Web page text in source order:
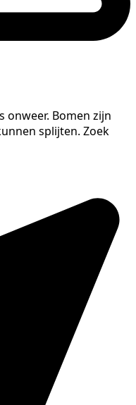
onweer. Bomen zijn
splijten. Zoek